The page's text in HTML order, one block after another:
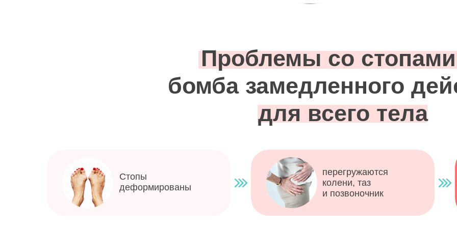
Проблемы со
бомба замедленного
для всего тела
Стопы
деформированы
перегружаются
колени, таз
и позвоночник